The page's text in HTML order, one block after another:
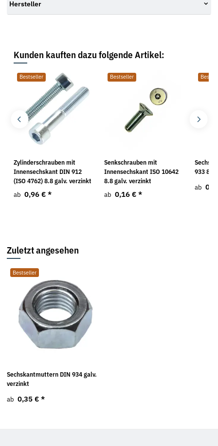
Hersteller
Kunden kauften dazu folgende Artikel:
Bestseller
Zylinderschrauben mit
Innensechskant DIN 912
(ISO 4762) 8.8 galv. verzinkt
ab 0,96 € *
Bestseller
Senkschrauben mit
Innensechskant ISO 10642
8.8 galv. verzinkt
ab 0,16 € *
933 8.8
ab
Zuletzt angesehen
Bestseller
Sechskantmuttern DIN 934 galv.
verzinkt
ab 0,35 € *